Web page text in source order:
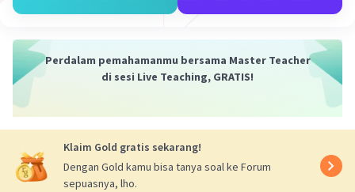
pembentukan dua sel anak yang memiliki dinding sel
Jadi, meskipun sel tumbuhan tidak memiliki sentriol
seperti sel hewan, mereka memiliki mekanisme dan
struktur yang berbeda, termasuk pusat pembelahan
melakukan pembelahan sel dengan sukses.
Beri Rating Balas
Perdalam pemahamanmu bersama Master Teacher
di sesi Live Teaching, GRATIS!
Klaim Gold gratis sekarang!
Dengan Gold kamu bisa tanya soal ke Forum
sepuasnya, lho.